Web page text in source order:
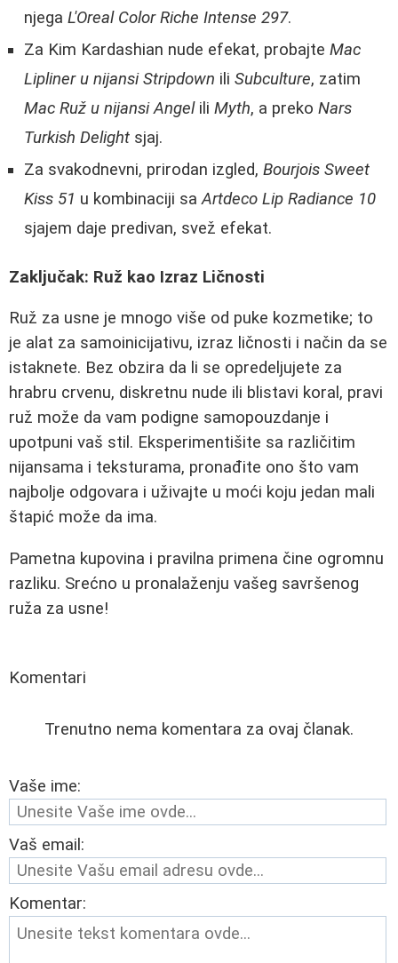
njega L'Oreal Color Riche Intense 297.
Za Kim Kardashian nude efekat, probajte Mac
Lipliner u nijansi Stripdown ili Subculture, zatim
Mac Ruž u nijansi Angelili Myth, a preko Nars
Turkish Delight sjaj.
Za svakodnevni, prirodan izgled, Bourjois Sweet
Kiss 51 u kombinaciji saArtdeco Lip Radiance 10
sjajem daje predivan, svež efekat.
Zaključak: Ruž kao Izraz Ličnosti
Ruž za usne je mnogo više od puke kozmetike; to
je alat za samoinicijativu, izraz ličnosti i način da se
istaknete. Bez obzira da li se opredeljujete za
hrabru crvenu, diskretnu nude ili blistavi koral, pravi
ruž može da vam podigne samopouzdanje i
upotpuni vaš stil. Eksperimentišite sa različitim
nijansama i teksturama, pronađite ono što vam
najbolje odgovara i uživajte u moći koju jedan mali
štapić može da ima.
Pametna kupovina i pravilna primena čine ogromnu
razliku. Srećno u pronalaženju vašeg savršenog
ruža za usne!
Komentari
Trenutno nema komentara za ovaj članak.
Vaše ime:
Vaš email:
Komentar: